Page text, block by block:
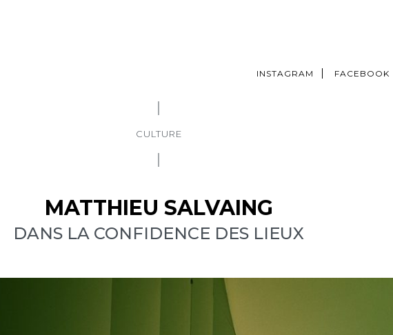
INSTAGRAM FACEBOOK
CULTURE
MATTHIEU SALVAING
DANS LA CONFIDENCE DES LIEUX